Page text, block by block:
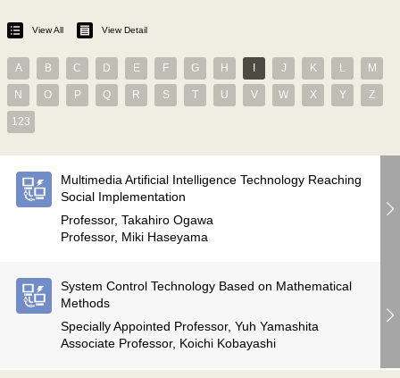
View All View Detail
A B C D E F G H J K L M
N O P Q R S T U V W X Y Z
123
Multimedia Artificial Intelligence Technology Reaching
Social Implementation
Professor, Takahiro Ogawa
Professor, Miki Haseyama
System Control Technology Based on Mathematical
Methods
Specially Appointed Professor, Yuh Yamashita
Associate Professor, Koichi Kobayashi